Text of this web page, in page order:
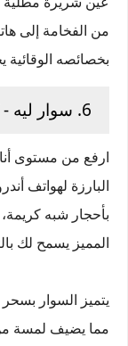
من الفخامة إلى
بخصائصه الوقائية
6. سوار ليه - كوارتز أباتيت
ارفع من مستوى
البارزة لهواتف
بأحجار شبه كريمة،
المميز يسمح لك
مما يضيف لمسة من